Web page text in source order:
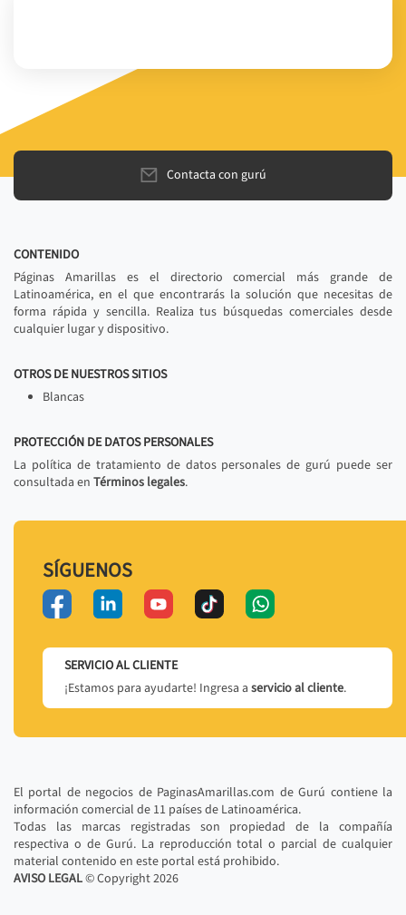
Contacta con gurú
CONTENIDO
Páginas Amarillas es el directorio comercial más grande de
Latinoamérica, en el que encontrarás la solución que necesitas de
forma rápida y sencilla. Realiza tus búsquedas comerciales desde
cualquier lugar y dispositivo.
OTROS DE NUESTROS SITIOS
Blancas
PROTECCIÓN DE DATOS PERSONALES
La política de tratamiento de datos personales de gurú puede ser
consultada en Términos legales.
SÍGUENOS
SERVICIO AL CLIENTE
¡Estamos para ayudarte! Ingresa a servicio al cliente.
El portal de negocios de PaginasAmarillas.com de Gurú contiene la
información comercial de 11 países de Latinoamérica.
Todas las marcas registradas son propiedad de la compañía
respectiva o de Gurú. La reproducción total o parcial de cualquier
material contenido en este portal está prohibido.
AVISO LEGAL© Copyright2026